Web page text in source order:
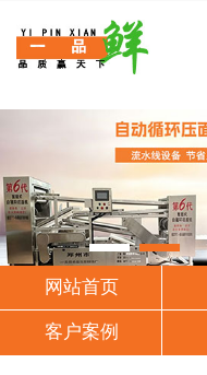
网站首页
客户案例